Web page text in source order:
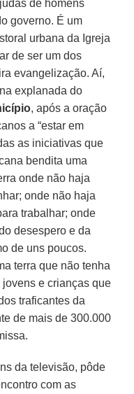
de homens
governo. É um
urbana da Igreja
de ser um dos
evangelização. Aí,
explanada do
, após a oração
a “estar em
as iniciativas que
bendita uma
onde não haja
onde não haja
trabalhar; onde
desespero e da
de uns poucos.
terra que não tenha
e crianças que
traficantes da
de mais de 300.000
da televisão, pôde
com as